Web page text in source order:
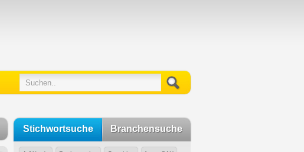
Stichwortsuche Branchensuche